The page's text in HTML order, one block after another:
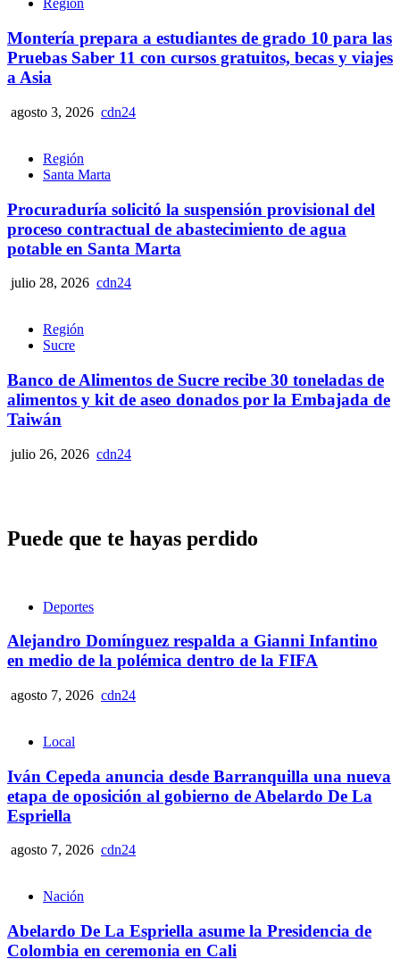
Región
Montería prepara a estudiantes de grado 10 para las
Pruebas Saber 11 con cursos gratuitos, becas y viajes
a Asia
agosto 3, 2026 cdn24
Región
Santa Marta
Procuraduría solicitó la suspensión provisional del
proceso contractual de abastecimiento de agua
potable en Santa Marta
julio 28, 2026 cdn24
Región
Sucre
Banco de Alimentos de Sucre recibe 30 toneladas de
alimentos y kit de aseo donados por la Embajada de
Taiwán
julio 26, 2026 cdn24
Puede que te hayas perdido
Deportes
Alejandro Domínguez respalda a Gianni Infantino
en medio de la polémica dentro de la FIFA
agosto 7, 2026 cdn24
Local
Iván Cepeda anuncia desde Barranquilla una nueva
etapa de oposición al gobierno de Abelardo De La
Espriella
agosto 7, 2026 cdn24
Nación
Abelardo De La Espriella asume la Presidencia de
Colombia en ceremonia en Cali